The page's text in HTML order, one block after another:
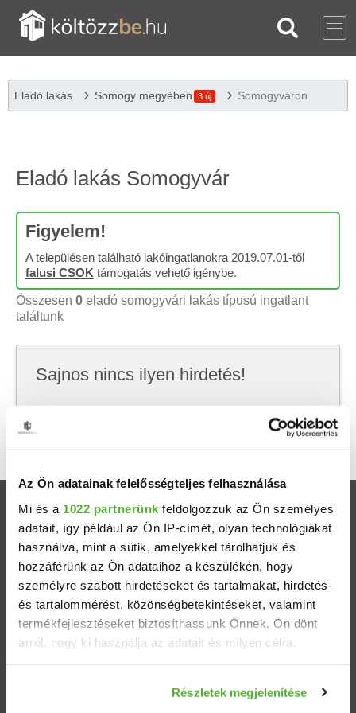
Az Ön adatainak felelősségteljes felhasználása
Mi és a 1022 partnerünk feldolgozzuk az Ön személyes
adatait, így például az Ön IP-címét, olyan technológiákat
használva, mint a sütik, amelyekkel tárolhatjuk és
hozzáférünk az Ön adataihoz a készülékén, hogy
személyre szabott hirdetéseket és tartalmakat, hirdetés-
és tartalommérést, közönségbetekintéseket, valamint
termékfejlesztéseket biztosíthassunk Önnek. Ön dönt
arról, hogy ki használja az adatait és milyen célra.
Információgyűjtés az Ön földrajzi elhelyezkedéséről
Részletek megjelenítése
Eladó lakás Somogy megyében 3 új Somogyváron
Eladó lakás Somogyvár
Figyelem!
A településen található lakóingatlanokra 2019.07.01-től
falusi CSOK támogatás vehető igénybe.
Összesen 0 eladó somogyvári lakás típusú ingatlant
találtunk
Sajnos nincs ilyen hirdetés!
keresni, hátha akkor megtalálod, amit keresel.
Ingatlanok
Eladó házak
Eladó lakások
Települések